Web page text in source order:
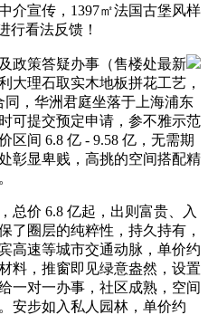
介宣传，1397㎡法国古堡风样
行看法反馈！
策答疑办事（售楼处最新
大理石取实木地板拼花工艺，
，华洲君庭坐落于上海浦东
可提交预定申请，参不雅示范
区间 6.8 亿 - 9.58 亿，无需期
彰显卑贱，高挑的空间搭配精
价 6.8 亿起，出则富贵、入
了圈层的纯粹性，持久持有，
高速等城市交通动脉，单价约
料，推窗即见绿意盎然，设置
一对一办事，社区成熟，空间
安步如入私人园林，单价约